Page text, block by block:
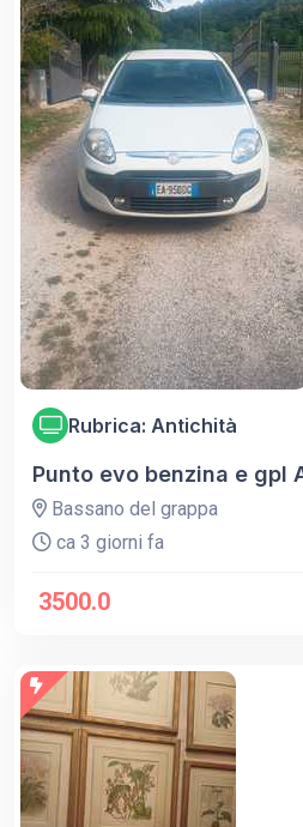
Rubrica: Antichità
Punto evo benzina e gpl
Bassano del grappa
ca 3 giorni fa
3500.0